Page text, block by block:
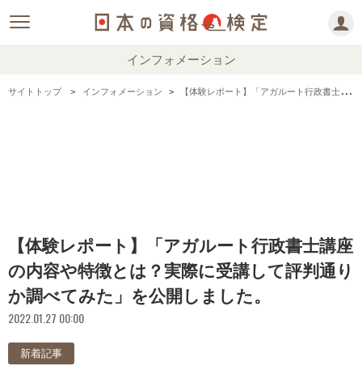
インフォメーション
サイトトップ インフォメーション 【体験レポート】「アガルート行政書士講座の内容や特徴とは？実際に受講して評判通りか調べてみた」を公開しました。
【体験レポート】「アガルート行政書士講座
の内容や特徴とは？実際に受講して評判通り
か調べてみた」を公開しました。
2022.01.27 00:00
新着記事